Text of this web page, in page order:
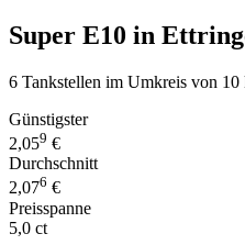
Super E10 in
6 Tankstellen im Umkreis von 10
Günstigster
2,059 €
Durchschnitt
2,076 €
Preisspanne
5,0 ct